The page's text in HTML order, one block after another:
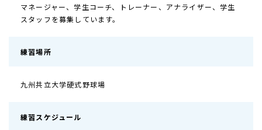
マネージャー、学生コーチ、トレーナー、アナライザー、学生
スタッフを募集しています。
練習場所
九州共立大学硬式野球場
練習スケジュール